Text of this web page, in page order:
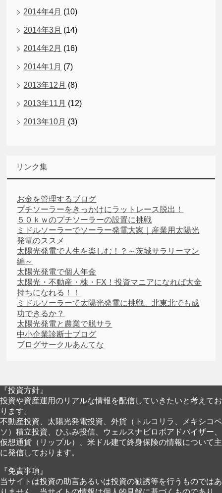
2014年4月 (10)
2014年3月 (14)
2014年2月 (16)
2014年1月 (7)
2013年12月 (8)
2013年11月 (12)
2013年10月 (3)
リンク集
お金を管理するブログ
プチソーラーをきっかけにラットレース脱出！
５０ｋｗのプチソーラーの設置に挑戦
ミドルソーラーでソーラー発電大家｜産業用太陽光
発電のススメ
太陽光発電で人生を楽しむ！？～茨城サラリーマン
編～
太陽光発電で個人年金
太陽光・不動産・株・FX！投資マニアになれば大金
持ちになれる！！
ミドルソーラーで太陽光発電に挑戦。北東北でも成
功できるか？
太陽光発電と農業で脱サラ
中小企業診断士ブログ
ブログサークルあんてな
『投資方針』
投資や資産運用のリアルな情報を配信していきたいと考えてお
ります。
不動産投資、太陽光発電投資、外貨（トルコリラ、メキシコペ
ソ）積立投資、ひふみ投信、ウェルスナビロボアドバイザー、
仮想通貨（リップル）、米ドル建て終身保険の情報について主
に発信しております。
『免責事項』
当サイトは投資の助言あるいは投資の勧誘等を行うものではあ